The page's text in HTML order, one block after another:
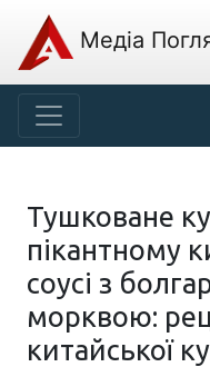
Медіа
Тушковане
пікантному
соусі з
морквою:
китайської